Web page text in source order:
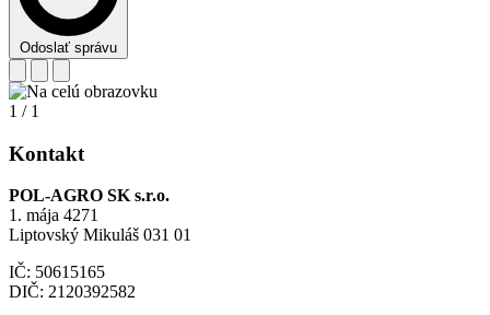
Odoslať správu
1 / 1
Kontakt
POL-AGRO SK s.r.o.
1. mája 4271
Liptovský Mikuláš 031 01
IČ: 50615165
DIČ: 2120392582